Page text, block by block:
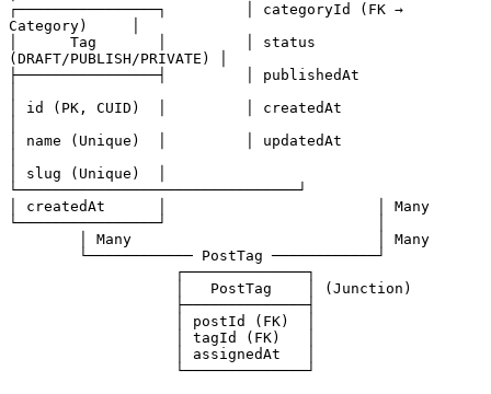
┌────────────────┐         │ categoryId (FK →
Category)     │
│      Tag       │         │ status
(DRAFT/PUBLISH/PRIVATE) │
├────────────────┤         │ publishedAt
│ id (PK, CUID)  │         │ createdAt
│ name (Unique)  │         │ updatedAt
│ slug (Unique)  │
└────────────────────────────────┘
│ createdAt      │                        │ Many
└────────────────┘                        │